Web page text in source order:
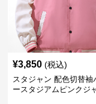
¥3,850 (税込)
スタジャン 配色切替袖
ースタジアムピンクジ